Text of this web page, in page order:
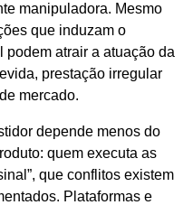
manipuladora. Mesmo
que induzam o
podem atrair a atuação da
prestação irregular
mercado.
depende menos do
quem executa as
que conflitos existem
Plataformas e